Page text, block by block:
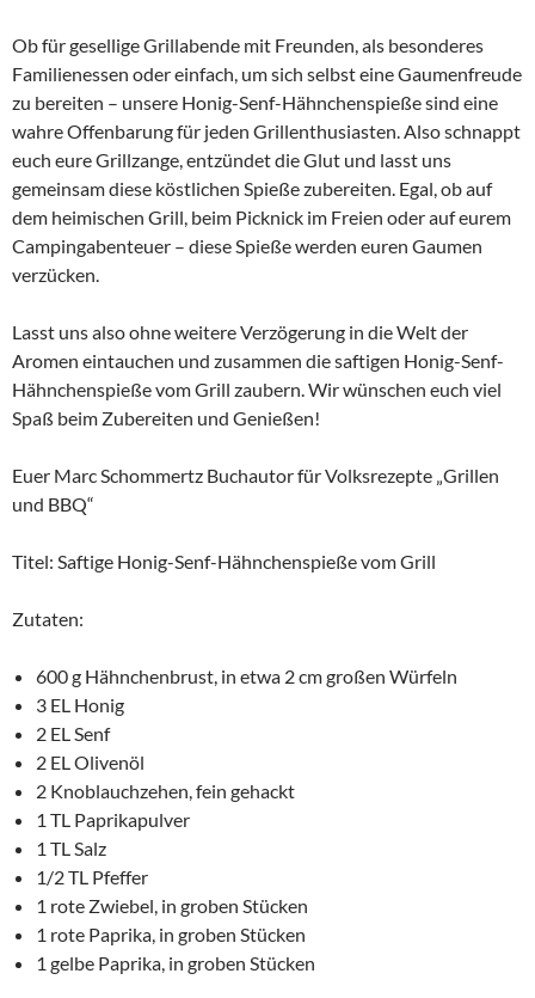
Ob für gesellige Grillabende mit Freunden, als besonderes
Familienessen oder einfach, um sich selbst eine Gaumenfreude
zu bereiten – unsere Honig-Senf-Hähnchenspieße sind eine
wahre Offenbarung für jeden Grillenthusiasten. Also schnappt
euch eure Grillzange, entzündet die Glut und lasst uns
gemeinsam diese köstlichen Spieße zubereiten. Egal, ob auf
dem heimischen Grill, beim Picknick im Freien oder auf eurem
Campingabenteuer – diese Spieße werden euren Gaumen
verzücken.
Lasst uns also ohne weitere Verzögerung in die Welt der
Aromen eintauchen und zusammen die saftigen Honig-Senf-
Hähnchenspieße vom Grill zaubern. Wir wünschen euch viel
Spaß beim Zubereiten und Genießen!
Euer Marc Schommertz Buchautor für Volksrezepte „Grillen
und BBQ“
Titel: Saftige Honig-Senf-Hähnchenspieße vom Grill
Zutaten:
600 g Hähnchenbrust, in etwa 2 cm großen Würfeln
3 EL Honig
2 EL Senf
2 EL Olivenöl
2 Knoblauchzehen, fein gehackt
1 TL Paprikapulver
1 TL Salz
1/2 TL Pfeffer
1 rote Zwiebel, in groben Stücken
1 rote Paprika, in groben Stücken
1 gelbe Paprika, in groben Stücken